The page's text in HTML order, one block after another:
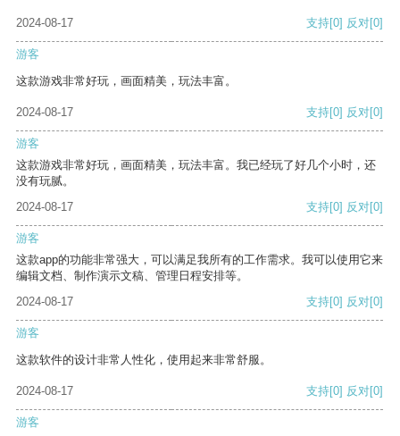
2024-08-17 支持[0] 反对[0]
游客
这款游戏非常好玩，画面精美，玩法丰富。
2024-08-17 支持[0] 反对[0]
游客
这款游戏非常好玩，画面精美，玩法丰富。我已经玩了好几个小时，还
没有玩腻。
2024-08-17
支持[0] 反对[0]
游客
这款app的功能非常强大，可以满足我所有的工作需求。我可以使用它来
编辑文档、制作演示文稿、管理日程安排等。
2024-08-17
支持[0] 反对[0]
游客
这款软件的设计非常人性化，使用起来非常舒服。
2024-08-17 支持[0] 反对[0]
游客